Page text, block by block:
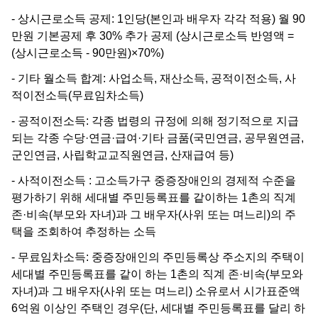
- 상시근로소득 공제: 1인당(본인과 배우자 각각 적용) 월 90
만원 기본공제 후 30% 추가 공제 (상시근로소득 반영액 =
(상시근로소득 ‑ 90만원)×70%)
- 기타 월소득 합계: 사업소득, 재산소득, 공적이전소득, 사
적이전소득(무료임차소득)
- 공적이전소득: 각종 법령의 규정에 의해 정기적으로 지급
되는 각종 수당·연금·급여·기타 금품(국민연금, 공무원연금,
군인연금, 사립학교교직원연금, 산재급여 등)
- 사적이전소득 : 고소득가구 중증장애인의 경제적 수준을
평가하기 위해 세대별 주민등록표를 같이하는 1촌의 직계
존·비속(부모와 자녀)과 그 배우자(사위 또는 며느리)의 주
택을 조회하여 추정하는 소득
- 무료임차소득: 중증장애인의 주민등록상 주소지의 주택이
세대별 주민등록표를 같이 하는 1촌의 직계 존·비속(부모와
자녀)과 그 배우자(사위 또는 며느리) 소유로서 시가표준액
6억원 이상인 주택인 경우(단, 세대별 주민등록표를 달리 하